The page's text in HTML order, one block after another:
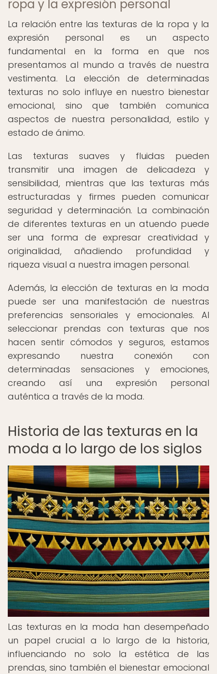
ropa y la expresión personal
La relación entre las texturas de la ropa y la
expresión personal es un aspecto
fundamental en la forma en que nos
presentamos al mundo a través de nuestra
vestimenta. La elección de determinadas
texturas no solo influye en nuestro bienestar
emocional, sino que también comunica
aspectos de nuestra personalidad, estilo y
estado de ánimo.
Las texturas suaves y fluidas pueden
transmitir una imagen de delicadeza y
sensibilidad, mientras que las texturas más
estructuradas y firmes pueden comunicar
seguridad y determinación. La combinación
de diferentes texturas en un atuendo puede
ser una forma de expresar creatividad y
originalidad, añadiendo profundidad y
riqueza visual a nuestra imagen personal.
Además, la elección de texturas en la moda
puede ser una manifestación de nuestras
preferencias sensoriales y emocionales. Al
seleccionar prendas con texturas que nos
hacen sentir cómodos y seguros, estamos
expresando nuestra conexión con
determinadas sensaciones y emociones,
creando así una expresión personal
auténtica a través de la moda.
Historia de las texturas en la
moda a lo largo de los siglos
Las texturas en la moda han desempeñado
un papel crucial a lo largo de la historia,
influenciando no solo la estética de las
prendas, sino también el bienestar emocional